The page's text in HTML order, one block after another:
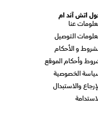
اتش آند ام
عنا
التوصيل
و الأحكام
وأحكام الموقع
الخصوصية
والاستبدال